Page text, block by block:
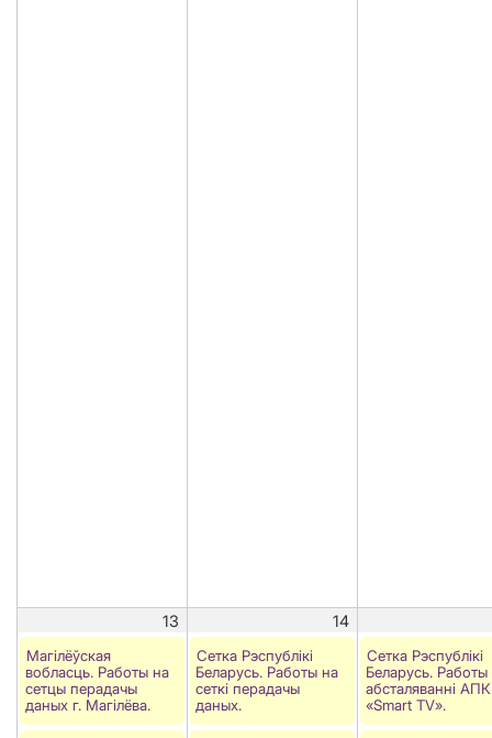
13 14
Магілёўская
вобласць. Работы на
сетцы перадачы
даных г. Магілёва.
Сетка Рэспублiкi
Беларусь. Работы на
сеткi перадачы
даных.
Сетка Рэспублікі
Беларусь. Работы
абсталяванні АПК
«Smart TV».